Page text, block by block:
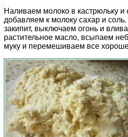
Наливаем молоко в кастрюльку и
добавляем к молоку сахар и
закипит, выключаем огонь и
растительное масло, всыпаем
муку и перемешиваем все